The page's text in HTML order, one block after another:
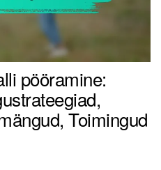
pööramine:
Toimingud